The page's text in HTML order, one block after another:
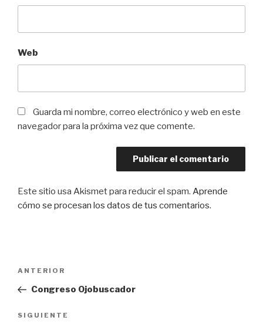
Web
Guarda mi nombre, correo electrónico y web en este
navegador para la próxima vez que comente.
Este sitio usa Akismet para reducir el spam. Aprende
cómo se procesan los datos de tus comentarios.
entradas
Entrada
anterior:
ANTERIOR
Congreso Ojobuscador
Siguiente
SIGUIENTE